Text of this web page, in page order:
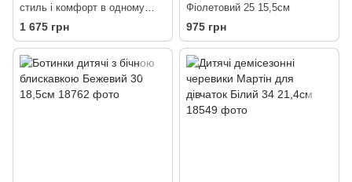
стиль і комфорт в одному
взутті Чорний 34 21,3см
1 675 грн
Фіолетовий 25 15,5см
975 грн